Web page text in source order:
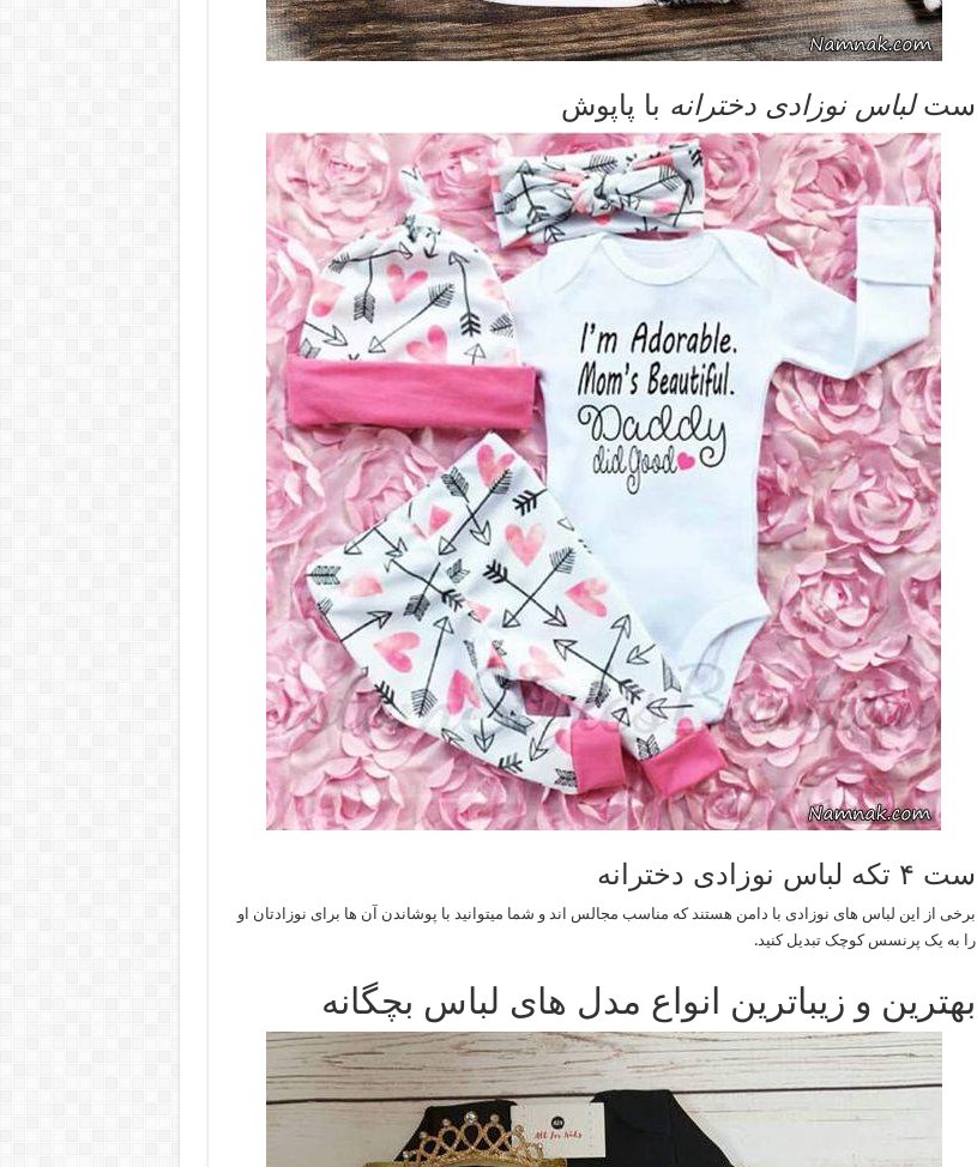
ستلباس نوزادی دخترانه با پاپوش
ست ۴ تکه لباس نوزادی دخترانه
برخی از این لباس های نوزادی با دامن هستند که مناسب مجالس اند و شما میتوانید با پوشاندن آن ها برای نوزادتان او
را به یک پرنسس کوچک تبدیل کنید.
بهترین و زیباترین انواع مدل های لباس بچگانه